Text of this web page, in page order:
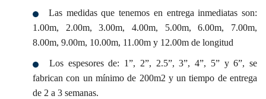
Las medidas que tenemos en entrega inmediatas son:
1.00m, 2.00m, 3.00m, 4.00m, 5.00m, 6.00m, 7.00m,
8.00m, 9.00m, 10.00m, 11.00m y 12.00m de longitud
Los espesores de: 1”, 2”, 2.5”, 3”, 4”, 5” y 6”, se
fabrican con un mínimo de 200m2 y un tiempo de entrega
de 2 a 3 semanas.